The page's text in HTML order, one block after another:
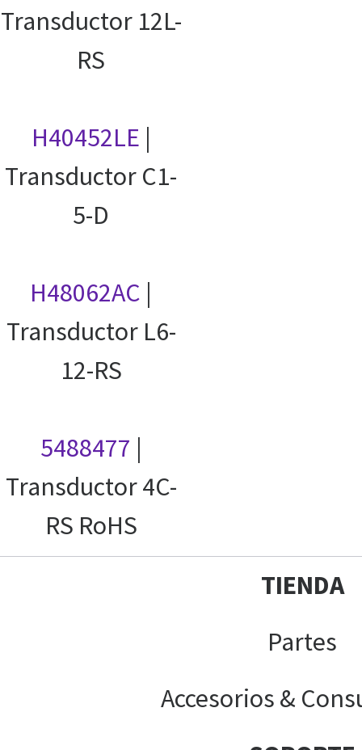
Transductor 12L-
RS
H40452LE |
Transductor C1-
5-D
H48062AC |
Transductor L6-
12-RS
5488477 |
Transductor 4C-
RS RoHS
TIENDA
Partes
Accesorios &